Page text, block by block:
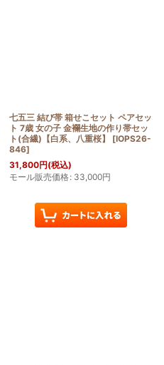
七五三 結び帯 箱せこセット ペアセッ
ト 7歳 女の子 金襴生地の作り帯セッ
ト(合繊)【白系、八重桜】
[IOPS26-
846]
31,800円(税込)
モール販売価格: 33,000円